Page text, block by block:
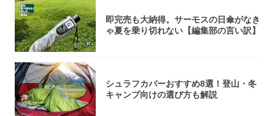
即完売も大納得。サーモスの日傘がなき
ゃ夏を乗り切れない【編集部の言い訳】
シュラフカバーおすすめ8選！登山・冬
キャンプ向けの選び方も解説